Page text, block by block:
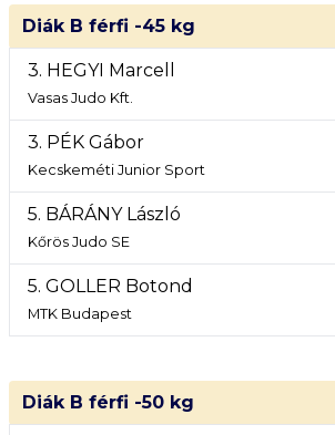
Diák B férfi -45 kg
3. HEGYI Marcell
Vasas Judo Kft.
3. PÉK Gábor
Kecskeméti Junior Sport
5. BÁRÁNY László
Kőrös Judo SE
5. GOLLER Botond
MTK Budapest
Diák B férfi -50 kg